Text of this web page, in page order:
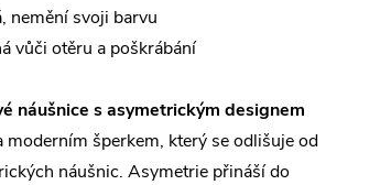
nemění svoji barvu
vůči otěru a poškrábání
náušnice s asymetrickým designem
moderním šperkem, který se odlišuje od
náušnic. Asymetrie přináší do